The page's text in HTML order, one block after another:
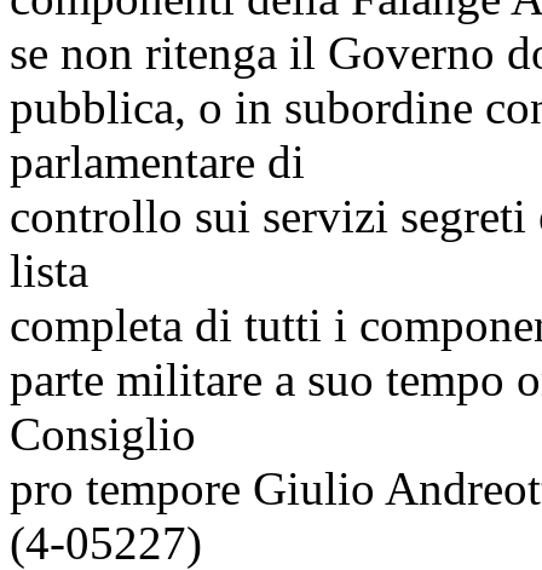
se non ritenga il Governo
pubblica, o in subordine
parlamentare di
controllo sui servizi segreti
lista
completa di tutti i
parte militare a suo tempo
Consiglio
pro tempore Giulio
(4-05227)